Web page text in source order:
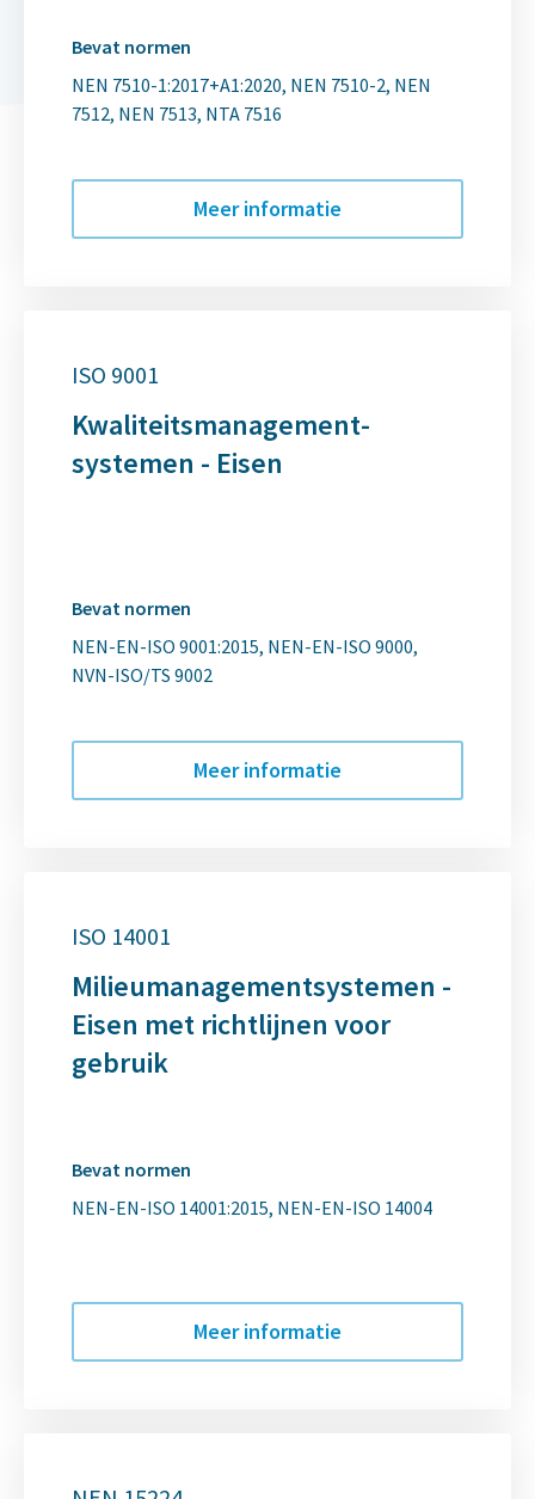
Bevat normen
NEN 7510-1:2017+A1:2020 NEN 7510-2 NEN
7512 NEN 7513 NTA 7516
Meer informatie
ISO 9001
Kwaliteitsmanagement­
systemen - Eisen
Bevat normen
NEN-EN-ISO 9001:2015 NEN-EN-ISO 9000
NVN-ISO/TS 9002
Meer informatie
ISO 14001
Milieumanagementsystemen -
Eisen met richtlijnen voor
gebruik
Bevat normen
NEN-EN-ISO 14001:2015 NEN-EN-ISO 14004
Meer informatie